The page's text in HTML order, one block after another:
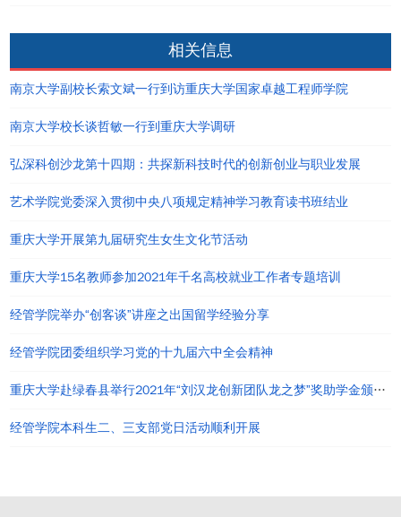
相关信息
南京大学副校长索文斌一行到访重庆大学国家卓越工程师学院
南京大学校长谈哲敏一行到重庆大学调研
弘深科创沙龙第十四期：共探新科技时代的创新创业与职业发展
艺术学院党委深入贯彻中央八项规定精神学习教育读书班结业
重庆大学开展第九届研究生女生文化节活动
重庆大学15名教师参加2021年千名高校就业工作者专题培训
经管学院举办“创客谈”讲座之出国留学经验分享
经管学院团委组织学习党的十九届六中全会精神
重庆大学赴绿春县举行2021年“刘汉龙创新团队龙之梦”奖助学金颁发仪式
经管学院本科生二、三支部党日活动顺利开展